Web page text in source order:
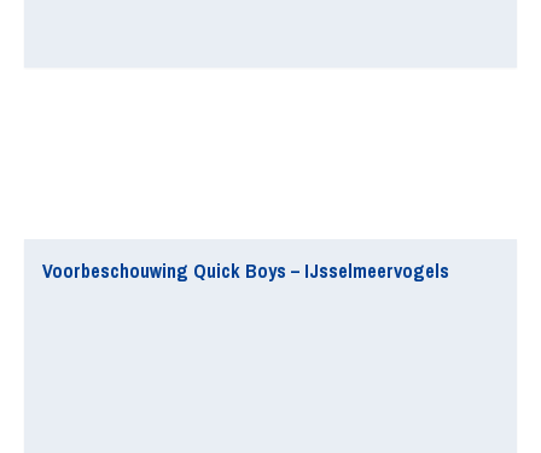
Voorbeschouwing Quick Boys – IJsselmeervogels